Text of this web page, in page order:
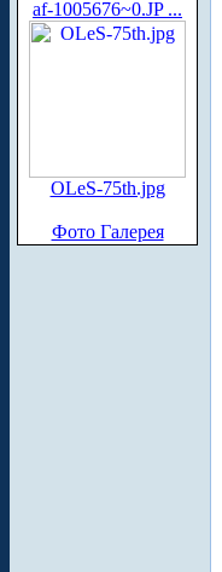
af-1005676~0.JP ...
OLeS-75th.jpg
Фото Галерея